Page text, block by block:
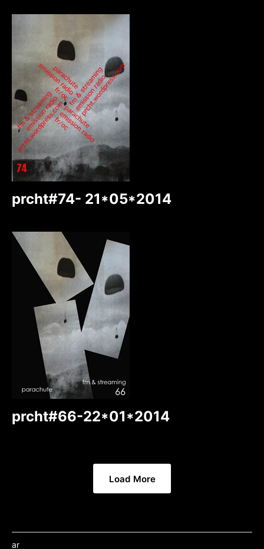
prcht#74- 21*05*2014
prcht#66-22*01*2014
Load More
ar